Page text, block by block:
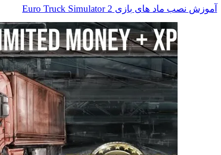
آموزش نصب ماد های بازی Euro Truck Simulator 2